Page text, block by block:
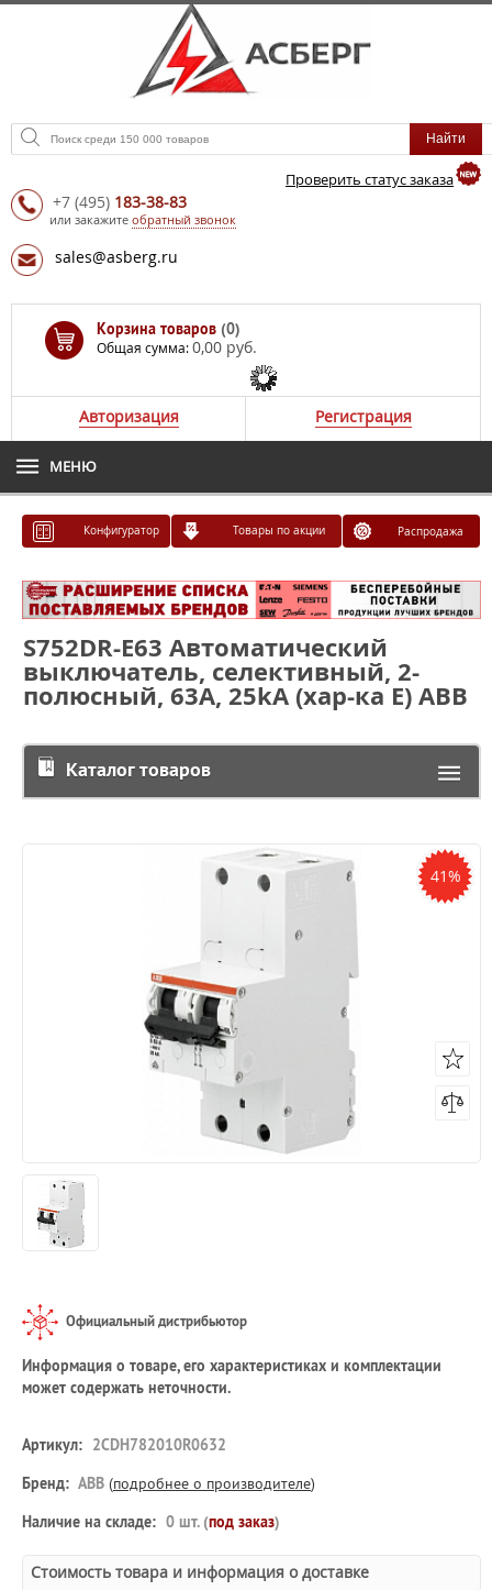
Проверить статус заказа
+7 (495) 183-38-83
или закажите обратный звонок
sales@asberg.ru
Корзина товаров (0)
Общая сумма:0,00 руб.
Авторизация Регистрация
МЕНЮ
Конфигуратор Товары по акции Распродажа
S752DR-E63 Автоматический
выключатель, селективный, 2-
полюсный, 63А, 25kA (хар-ка E) ABB
Каталог товаров
41%
Официальный дистрибьютор
Информация о товаре, его характеристиках и комплектации
может содержать неточности.
Артикул: 2CDH782010R0632
Бренд: ABB (подробнее о производителе)
Наличие на складе: 0 шт. (под заказ)
Стоимость товара и информация о доставке